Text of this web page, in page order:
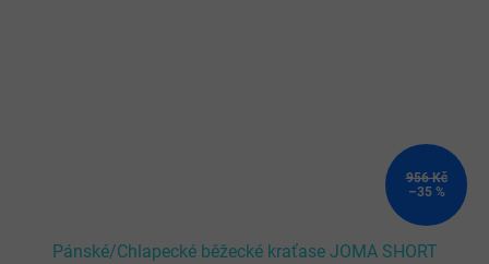
956 Kč
–35 %
Pánské/Chlapecké běžecké kraťase JOMA SHORT